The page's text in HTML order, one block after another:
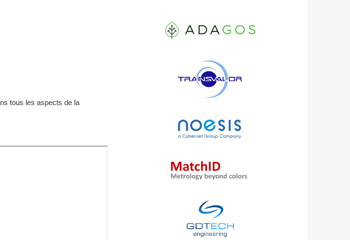
tous les aspects de la